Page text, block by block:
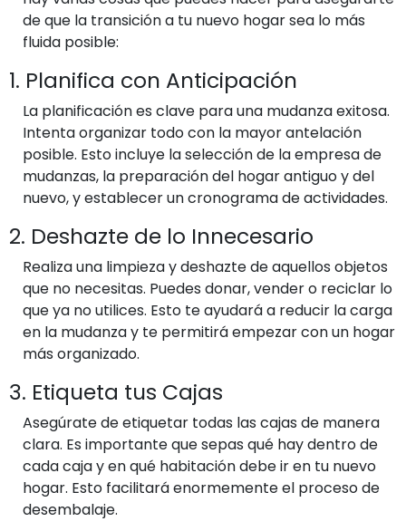
de que la transición a tu nuevo hogar sea lo más
fluida posible:
1. Planifica con Anticipación
La planificación es clave para una mudanza exitosa.
Intenta organizar todo con la mayor antelación
posible. Esto incluye la selección de la empresa de
mudanzas, la preparación del hogar antiguo y del
nuevo, y establecer un cronograma de actividades.
2. Deshazte de lo Innecesario
Realiza una limpieza y deshazte de aquellos objetos
que no necesitas. Puedes donar, vender o reciclar lo
que ya no utilices. Esto te ayudará a reducir la carga
en la mudanza y te permitirá empezar con un hogar
más organizado.
3. Etiqueta tus Cajas
Asegúrate de etiquetar todas las cajas de manera
clara. Es importante que sepas qué hay dentro de
cada caja y en qué habitación debe ir en tu nuevo
hogar. Esto facilitará enormemente el proceso de
desembalaje.